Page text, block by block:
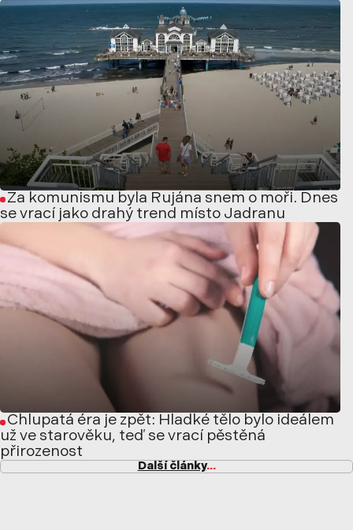
Za komunismu byla Rujána snem o moři. Dnes
se vrací jako drahý trend místo Jadranu
Chlupatá éra je zpět: Hladké tělo bylo ideálem
už ve starověku, teď se vrací pěstěná
přirozenost
Další články...